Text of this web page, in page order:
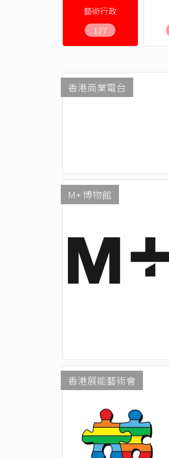
藝術行政
127
香港商業電台
M+ 博物館
香港展能藝術會